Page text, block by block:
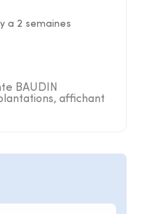
a 2 semaines
BAUDIN
affichant